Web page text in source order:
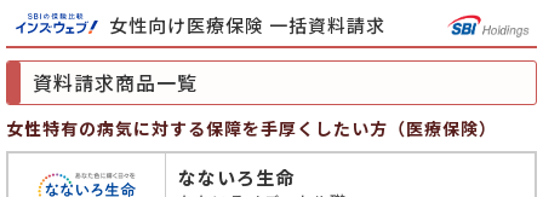
女性向け医療保険 一括資料請求
資料請求商品一覧
女性特有の病気に対する保障を手厚くしたい方（医療保険）
なないろ生命